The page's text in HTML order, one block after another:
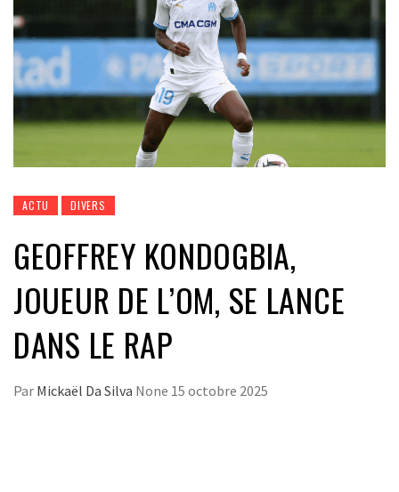
ACTU DIVERS
GEOFFREY KONDOGBIA,
JOUEUR DE L’OM, SE LANCE
DANS LE RAP
Par Mickaël Da Silva None 15 octobre 2025